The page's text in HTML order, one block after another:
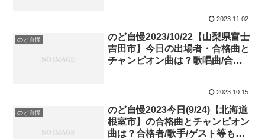
2023.11.02
のど自慢
のど自慢2023/10/22【山梨県富士
吉田市】今日の出場者・合格曲と
チャンピオン曲は？歌唱曲/合格
2023.10.15
のど自慢
のど自慢2023今日(9/24)【北海道
根室市】の合格曲とチャンピオン
曲は？合格者/歌手/ゲスト等もお